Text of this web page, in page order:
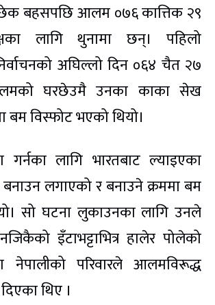
बहसपछि आलम ०७६ कात्तिक २९
लागि थुनामा छन्। पहिलो
अघिल्लो दिन ०६४ चैत २७
घरछेउमै उनका काका सेख
बम विस्फोट भएको थियो।
गर्नका लागि भारतबाट ल्याइएका
लगाएको र बनाउने क्रममा बम
सो घटना लुकाउनका लागि उनले
इँटाभट्टाभित्र हालेर पोलेको
परिवारले आलमविरूद्ध
थिए ।